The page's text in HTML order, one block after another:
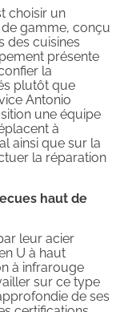
choisir un
gamme, conçu
des cuisines
présente
la
plutôt que
Antonio
une équipe
à
ainsi que sur la
la réparation
haut de
leur acier
U à haut
à infrarouge
sur ce type
de ses